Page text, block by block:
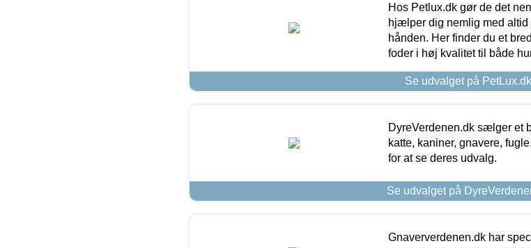
Hos Petlux.dk gør de det
hjælper dig nemlig med altid
hånden. Her finder du et
foder i høj kvalitet til både
Se udvalget på PetLux.dk
DyreVerdenen.dk sælger et
katte, kaniner, gnavere,
for at se deres udvalg.
Se udvalget på
Gnaververdenen.dk har